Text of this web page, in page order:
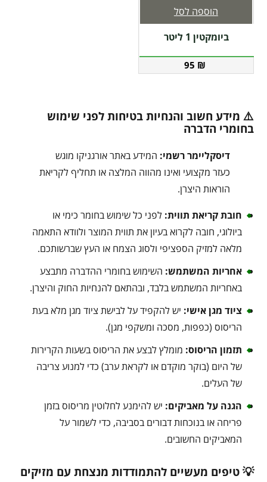
ביומקטין 1 ליטר
95 ₪
הוספה לסל
⚠️ מידע חשוב והנחיות בטיחות לפני שימוש
בחומרי הדברה
דיסקליימר רשמי: המידע באתר אורגניקו מוגש
כעזר מקצועי ואינו מהווה המלצה או תחליף לקריאת
הוראות היצרן.
חובת קריאת תווית: לפני כל שימוש בחומר כימי או
ביולוגי, חובה לקרוא בעיון את תווית המוצר ולוודא התאמה
מלאה למזיק הספציפי ולסוג הצמח או העץ שברשותכם.
אחריות המשתמש: השימוש בחומרי ההדברה מתבצע
באחריות המשתמש בלבד, ובהתאם להנחיות החוק והיצרן.
ציוד מגן אישי: יש להקפיד על לבישת ציוד מגן מלא בעת
הריסוס (כפפות, מסכה ומשקפי מגן).
תזמון הריסוס: מומלץ לבצע את הריסוס בשעות הקרירות
של היום (בוקר מוקדם או לקראת ערב) כדי למנוע צריבה
של העלים.
הגנה על מאביקים: יש להימנע לחלוטין מריסוס בזמן
פריחה או בנוכחות דבורים בסביבה, כדי לשמור על
המאביקים החשובים.
💡 טיפים מעשיים להתמודדות מנצחת עם מזיקים